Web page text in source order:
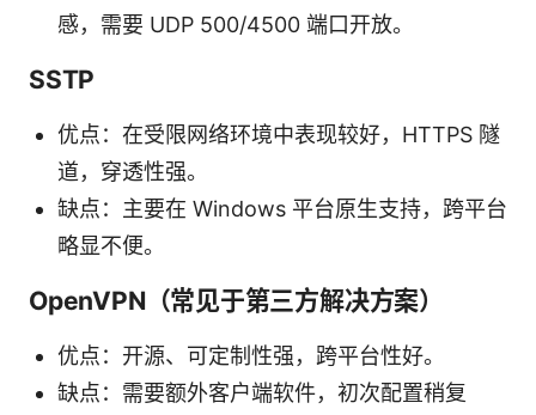
感，需要 UDP 500/4500 端口开放。
SSTP
优点：在受限网络环境中表现较好，HTTPS 隧
道，穿透性强。
缺点：主要在 Windows 平台原生支持，跨平台
略显不便。
OpenVPN（常见于第三方解决方案）
优点：开源、可定制性强，跨平台性好。
缺点：需要额外客户端软件，初次配置稍复